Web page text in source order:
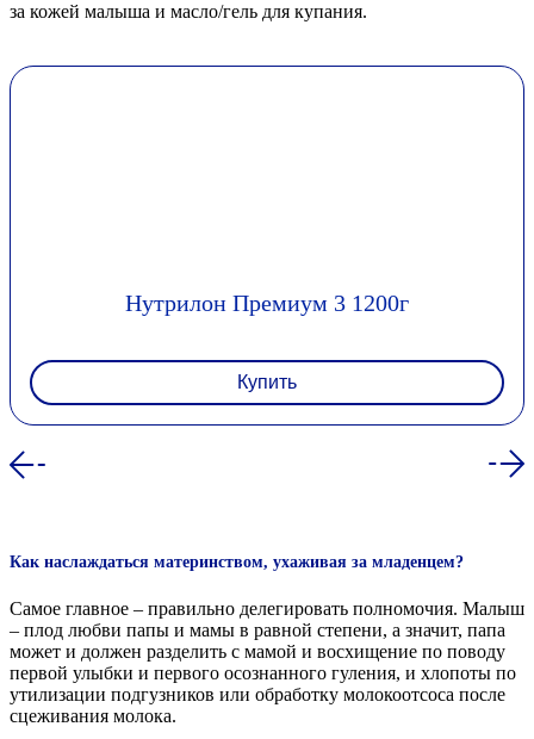
за кожей малыша и масло/гель для купания.
Нутрилон Премиум 3 1200г
Купить
Как наслаждаться материнством, ухаживая за младенцем?
Самое главное – правильно делегировать полномочия. Малыш
– плод любви папы и мамы в равной степени, а значит, папа
может и должен разделить с мамой и восхищение по поводу
первой улыбки и первого осознанного гуления, и хлопоты по
утилизации подгузников или обработку молокоотсоса после
сцеживания молока.